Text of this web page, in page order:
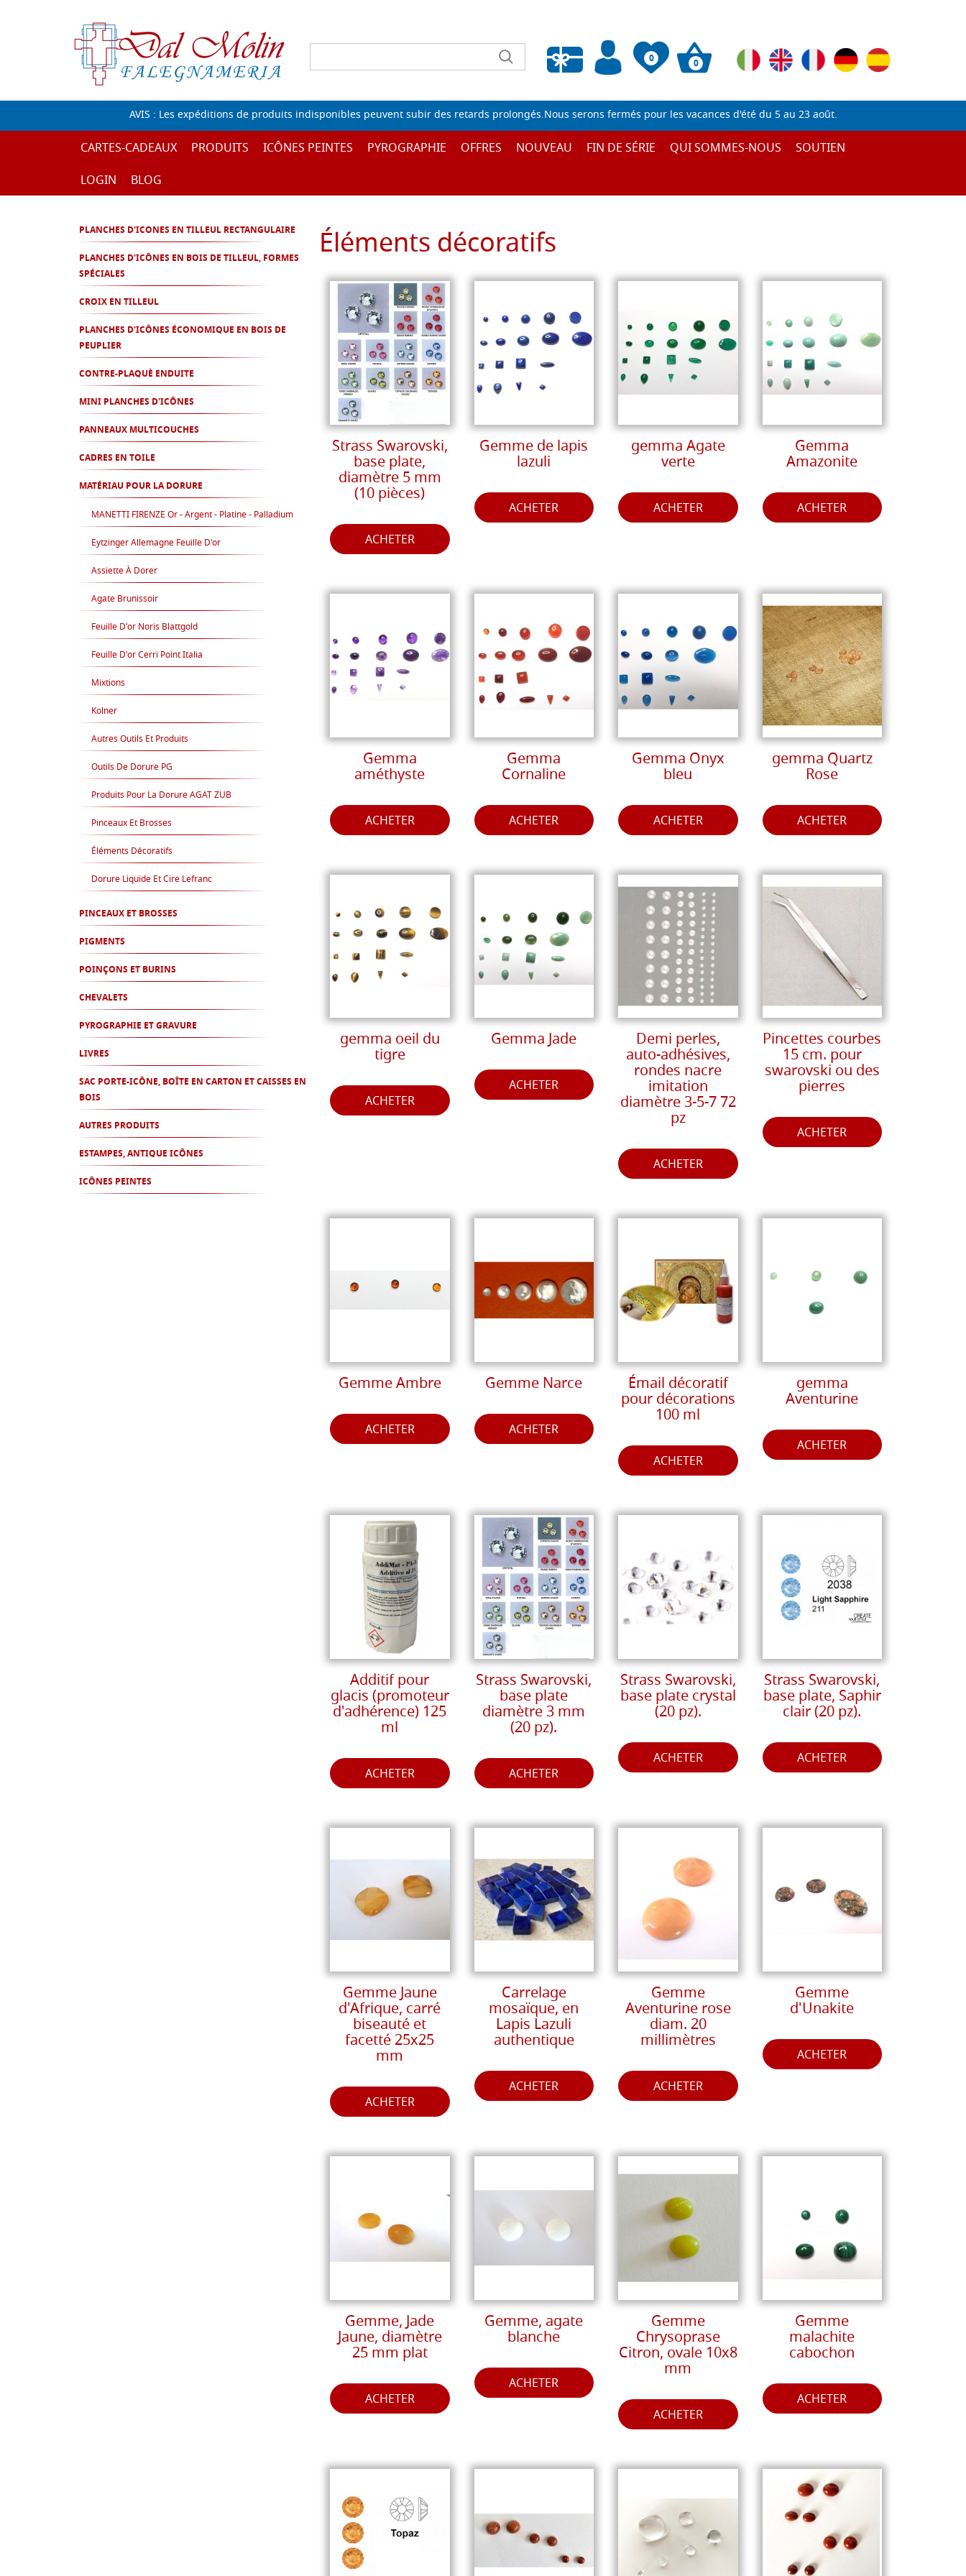
0
Liste de souhaits vide
0
AVIS : Les expéditions de produits indisponibles peuvent subir des retards prolongés.Nous serons fermés pour les vacances d'été du 5 au 23 août.
CARTES-CADEAUX PRODUITS ICÔNES PEINTES PYROGRAPHIE OFFRES NOUVEAU FIN DE SÉRIE QUI SOMMES-NOUS
SOUTIEN
LOGIN
BLOG
PLANCHES D'ICONES EN TILLEUL RECTANGULAIRE
PLANCHES D'ICÔNES EN BOIS DE TILLEUL, FORMES
SPÉCIALES
CROIX EN TILLEUL
PLANCHES D'ICÔNES ÉCONOMIQUE EN BOIS DE
PEUPLIER
CONTRE-PLAQUÈ ENDUITE
MINI PLANCHES D'ICÔNES
PANNEAUX MULTICOUCHES
CADRES EN TOILE
MATÉRIAU POUR LA DORURE
MANETTI FIRENZE Or - Argent - Platine - Palladium
Eytzinger Allemagne Feuille D'or
Assiette À Dorer
Agate Brunissoir
Feuille D'or Noris Blattgold
Feuille D'or Cerri Point Italia
Mixtions
Kolner
Autres Outils Et Produits
Outils De Dorure PG
Produits Pour La Dorure AGAT ZUB
Pinceaux Et Brosses
Éléments Décoratifs
Dorure Liquide Et Cire Lefranc
PINCEAUX ET BROSSES
PIGMENTS
POINÇONS ET BURINS
CHEVALETS
PYROGRAPHIE ET GRAVURE
LIVRES
SAC PORTE-ICÔNE, BOÎTE EN CARTON ET CAISSES EN
BOIS
AUTRES PRODUITS
ESTAMPES, ANTIQUE ICÔNES
ICÔNES PEINTES
Éléments décoratifs
Strass Swarovski,
base plate,
diamètre 5 mm
(10 pièces)
ACHETER
Gemme de lapis
lazuli
ACHETER
gemma Agate
verte
ACHETER
Gemma
Amazonite
ACHETER
Gemma
améthyste
ACHETER
Gemma
Cornaline
ACHETER
Gemma Onyx
bleu
ACHETER
gemma Quartz
Rose
ACHETER
gemma oeil du
tigre
ACHETER
Gemma Jade
ACHETER
Demi perles,
auto-adhésives,
rondes nacre
imitation
diamètre 3-5-7 72
pz
ACHETER
Pincettes courbes
15 cm. pour
swarovski ou des
pierres
ACHETER
Gemme Ambre
ACHETER
Gemme Narce
ACHETER
Émail décoratif
pour décorations
100 ml
ACHETER
gemma
Aventurine
ACHETER
Additif pour
glacis (promoteur
d'adhérence) 125
ml
ACHETER
Strass Swarovski,
base plate
diamètre 3 mm
(20 pz).
ACHETER
Strass Swarovski,
base plate crystal
(20 pz).
ACHETER
Strass Swarovski,
base plate, Saphir
clair (20 pz).
ACHETER
Gemme Jaune
d'Afrique, carré
biseauté et
facetté 25x25
mm
ACHETER
Carrelage
mosaïque, en
Lapis Lazuli
authentique
ACHETER
Gemme
Aventurine rose
diam. 20
millimètres
ACHETER
Gemme
d'Unakite
ACHETER
Gemme, Jade
Jaune, diamètre
25 mm plat
ACHETER
Gemme, agate
blanche
ACHETER
Gemme
Chrysoprase
Citron, ovale 10x8
mm
ACHETER
Gemme
malachite
cabochon
ACHETER